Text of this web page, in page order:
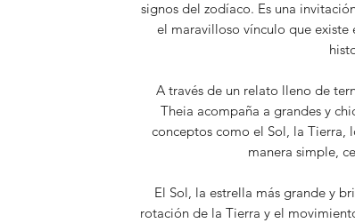
signos del zodíaco. Es una
el maravilloso vínculo que existe
A través de un relato lleno de
Theia acompaña a grandes y
conceptos como el Sol, la Tierra,
manera simple,
El Sol, la estrella más grande y
rotación de la Tierra y el